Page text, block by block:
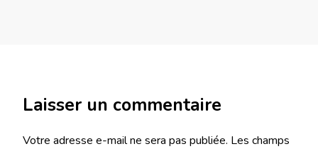
Laisser un commentaire
Votre adresse e-mail ne sera pas publiée. Les champs